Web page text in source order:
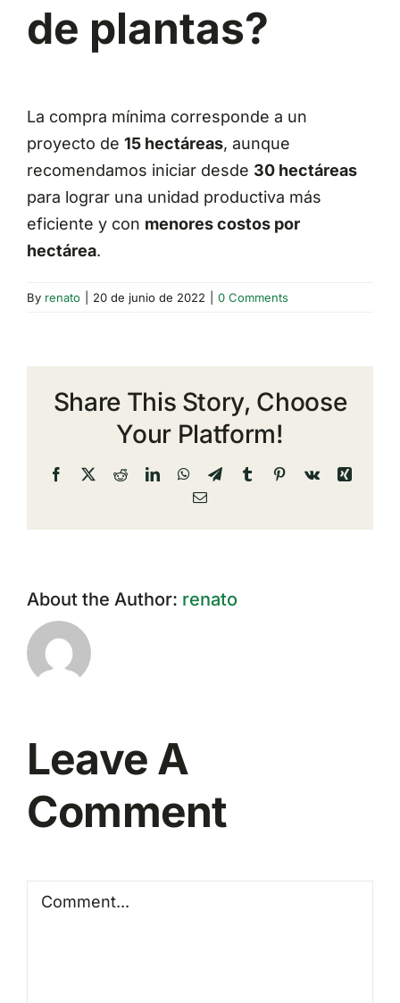
de plantas?
La compra mínima corresponde a un
proyecto de 15 hectáreas, aunque
recomendamos iniciar desde 30 hectáreas
para lograr una unidad productiva más
eficiente y con menores costos por
hectárea.
By renato 20 de junio de 2022 0 Comments
Share This Story, Choose
Your Platform!
Facebook
X RedditLinkedInWhatsApp
TelegramTumblrPinterest
Vk
Xing
Email
About the Author: renato
Leave A
Comment
Comment